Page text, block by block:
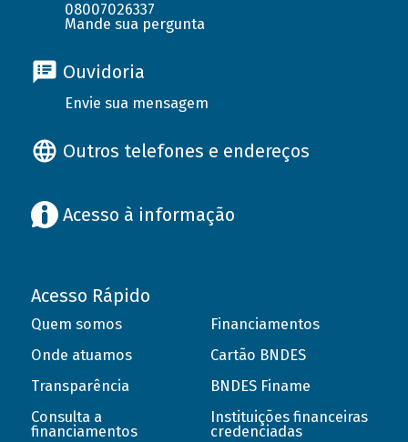
08007026337
Mande sua pergunta
Ouvidoria
Envie sua mensagem
Outros telefones e endereços
Acesso à informação
Acesso Rápido
Quem somos
Onde atuamos
Transparência
Consulta a
financiamentos
Financiamentos
Cartão BNDES
BNDES Finame
Instituições financeiras
credenciadas